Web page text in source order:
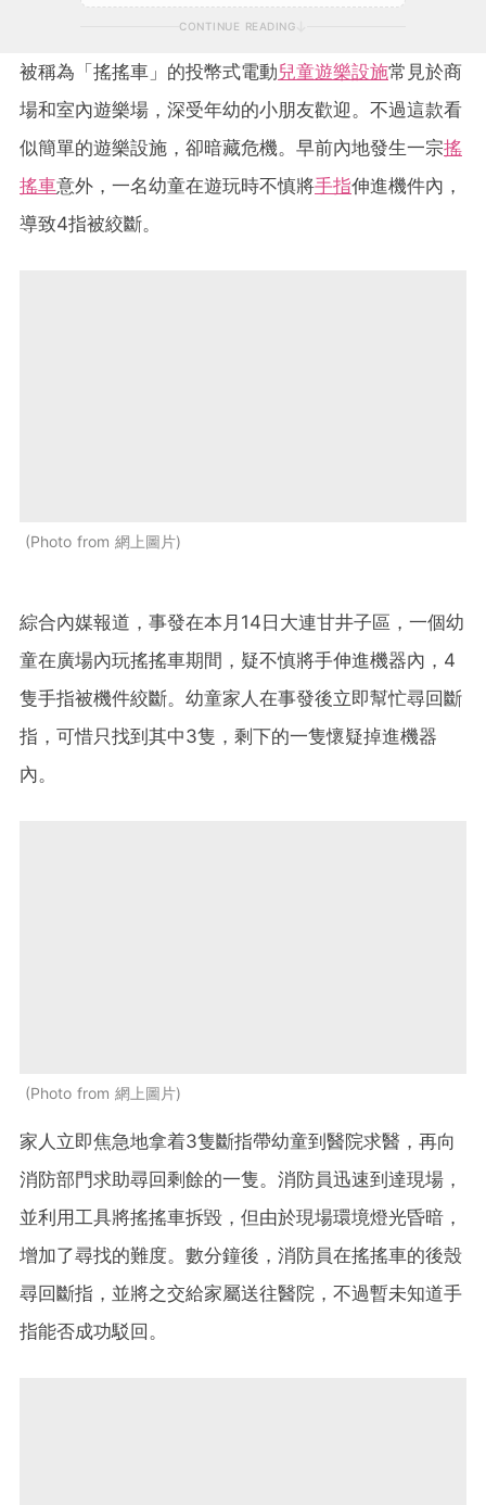
CONTINUE READING
被稱為「搖搖車」的投幣式電動兒童遊樂設施常見於商
場和室內遊樂場，深受年幼的小朋友歡迎。不過這款看
似簡單的遊樂設施，卻暗藏危機。早前內地發生一宗搖
搖車意外，一名幼童在遊玩時不慎將手指伸進機件內，
導致4指被絞斷。
Photo from 網上圖片
綜合內媒報道，事發在本月14日大連甘井子區，一個幼
童在廣場內玩搖搖車期間，疑不慎將手伸進機器內，4
隻手指被機件絞斷。幼童家人在事發後立即幫忙尋回斷
指，可惜只找到其中3隻，剩下的一隻懷疑掉進機器
內。
Photo from 網上圖片
家人立即焦急地拿着3隻斷指帶幼童到醫院求醫，再向
消防部門求助尋回剩餘的一隻。消防員迅速到達現場，
並利用工具將搖搖車拆毀，但由於現場環境燈光昏暗，
增加了尋找的難度。數分鐘後，消防員在搖搖車的後殼
尋回斷指，並將之交給家屬送往醫院，不過暫未知道手
指能否成功駁回。